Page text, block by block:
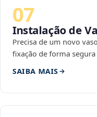
07
Instalação de
Precisa de um novo
fixação de forma
SAIBA MAIS